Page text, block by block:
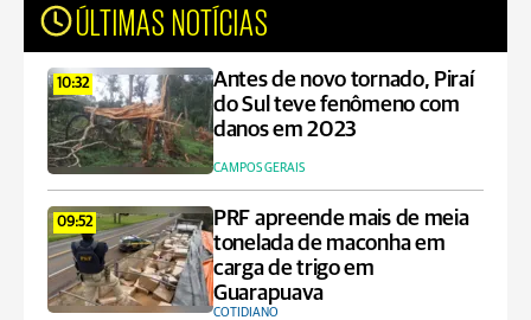
ÚLTIMAS NOTÍCIAS
10:32
Antes de novo tornado, Piraí
do Sul teve fenômeno com
danos em 2023
CAMPOS GERAIS
09:52
PRF apreende mais de meia
tonelada de maconha em
carga de trigo em
Guarapuava
COTIDIANO